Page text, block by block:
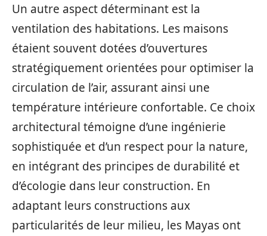
Un autre aspect déterminant est la
ventilation des habitations. Les maisons
étaient souvent dotées d’ouvertures
stratégiquement orientées pour optimiser la
circulation de l’air, assurant ainsi une
température intérieure confortable. Ce choix
architectural témoigne d’une ingénierie
sophistiquée et d’un respect pour la nature,
en intégrant des principes de durabilité et
d’écologie dans leur construction. En
adaptant leurs constructions aux
particularités de leur milieu, les Mayas ont